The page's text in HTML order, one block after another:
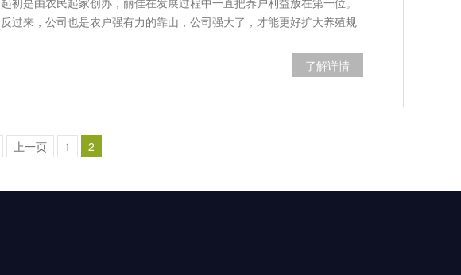
反过来，公司也是农户强有力的靠山，公司强大了，才能更好扩大养殖规
了解详情
上一页 1 2